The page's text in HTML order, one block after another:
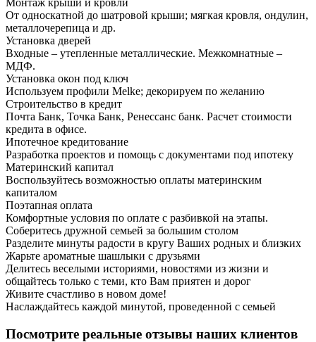
Монтаж крыши и кровли
От односкатной до шатровой крыши; мягкая кровля, ондулин,
металлочерепица и др.
Установка дверей
Входные – утепленные металлические. Межкомнатные –
МДФ.
Установка окон под ключ
Используем профили Melke; декорируем по желанию
Строительство в кредит
Почта Банк, Точка Банк, Ренессанс банк. Расчет стоимости
кредита в офисе.
Ипотечное кредитование
Разработка проектов и помощь с документами под ипотеку
Материнский капитал
Воспользуйтесь возможностью оплаты материнским
капиталом
Поэтапная оплата
Комфортные условия по оплате с разбивкой на этапы.
Соберитесь дружной семьей за большим столом
Разделите минуты радости в кругу Ваших родных и близких
Жарьте ароматные шашлыки с друзьями
Делитесь веселыми историями, новостями из жизни и
общайтесь только с теми, кто Вам приятен и дорог
Живите счастливо в новом доме!
Наслаждайтесь каждой минутой, проведенной с семьей
Посмотрите реальные отзывы наших клиентов